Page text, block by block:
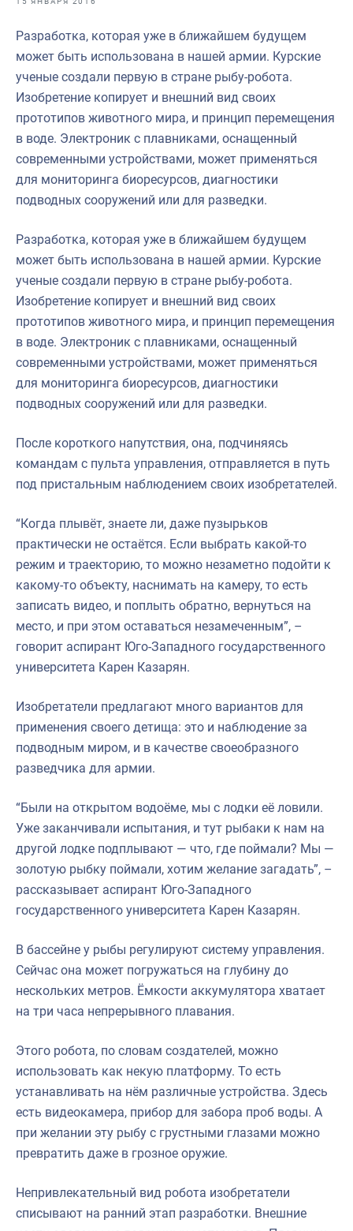
Выставки и конференции
Рыбоохрана России
Инфографика
Большая африканская экспедиция
События в России и мире
Разработка, которая уже в ближайшем будущем
может быть использована в нашей армии. Курские
ученые создали первую в стране рыбу-робота.
Изобретение копирует и внешний вид своих
прототипов животного мира, и принцип перемещения
в воде. Электроник с плавниками, оснащенный
современными устройствами, может применяться
для мониторинга биоресурсов, диагностики
подводных сооружений или для разведки.
Разработка, которая уже в ближайшем будущем
может быть использована в нашей армии. Курские
ученые создали первую в стране рыбу-робота.
Изобретение копирует и внешний вид своих
прототипов животного мира, и принцип перемещения
в воде. Электроник с плавниками, оснащенный
современными устройствами, может применяться
для мониторинга биоресурсов, диагностики
подводных сооружений или для разведки.
После короткого напутствия, она, подчиняясь
командам с пульта управления, отправляется в путь
под пристальным наблюдением своих изобретателей.
“Когда плывёт, знаете ли, даже пузырьков
практически не остаётся. Если выбрать какой-то
режим и траекторию, то можно незаметно подойти к
какому-то объекту, наснимать на камеру, то есть
записать видео, и поплыть обратно, вернуться на
место, и при этом оставаться незамеченным”, –
говорит аспирант Юго-Западного государственного
университета Карен Казарян.
Изобретатели предлагают много вариантов для
применения своего детища: это и наблюдение за
подводным миром, и в качестве своеобразного
разведчика для армии.
“Были на открытом водоёме, мы с лодки её ловили.
Уже заканчивали испытания, и тут рыбаки к нам на
другой лодке подплывают — что, где поймали? Мы —
золотую рыбку поймали, хотим желание загадать”, –
рассказывает аспирант Юго-Западного
государственного университета Карен Казарян.
В бассейне у рыбы регулируют систему управления.
Сейчас она может погружаться на глубину до
нескольких метров. Ёмкости аккумулятора хватает
на три часа непрерывного плавания.
Этого робота, по словам создателей, можно
использовать как некую платформу. То есть
устанавливать на нём различные устройства. Здесь
есть видеокамера, прибор для забора проб воды. А
при желании эту рыбу с грустными глазами можно
превратить даже в грозное оружие.
Непривлекательный вид робота изобретатели
списывают на ранний этап разработки. Внешние